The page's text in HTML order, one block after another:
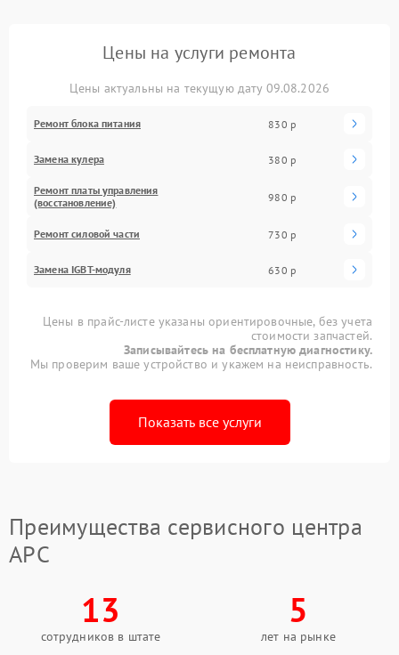
Цены на услуги ремонта
Цены актуальны на текущую дату 09.08.2026
Ремонт блока питания 830 р
Замена кулера 380 р
Ремонт платы управления
(восстановление)
980 р
Ремонт силовой части 730 р
Замена IGBT-модуля 630 р
Цены в прайс-листе указаны ориентировочные, без учета
стоимости запчастей.
Записывайтесь на бесплатную диагностику.
Мы проверим ваше устройство и укажем на неисправность.
Показать все услуги
Преимущества сервисного центра
APC
13
сотрудников в штате
5
лет на рынке